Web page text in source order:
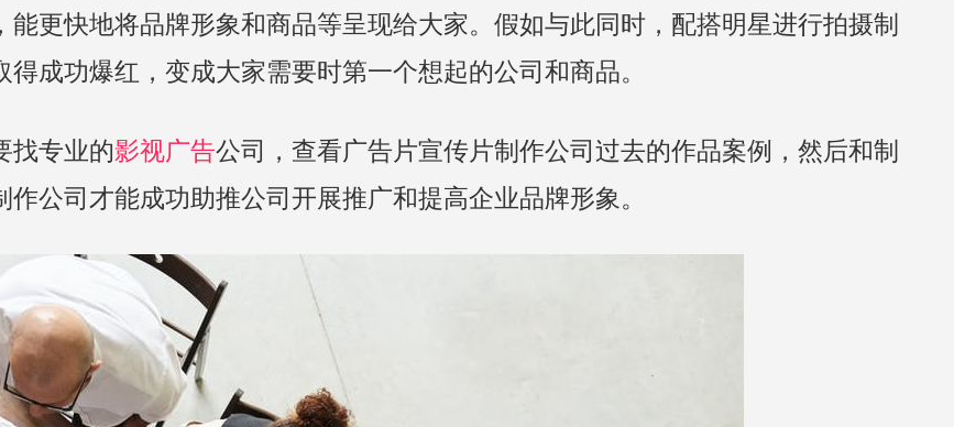
更快地将品牌形象和商品等呈现给大家。假如与此同时，配搭明星进行拍摄制
成功爆红，变成大家需要时第一个想起的公司和商品。
找专业的影视广告公司，查看广告片宣传片制作公司过去的作品案例，然后和制
公司才能成功助推公司开展推广和提高企业品牌形象。